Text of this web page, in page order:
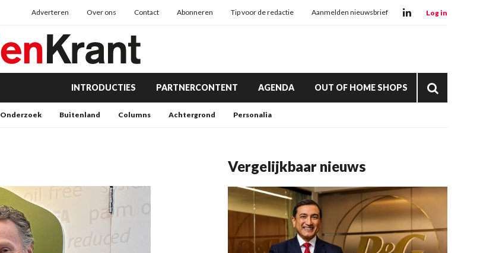
Adverteren Over ons Contact Abonneren Tip voor de redactie Aanmelden nieuwsbrief Log in
INTRODUCTIES PARTNERCONTENT AGENDA OUT OF HOME SHOPS
Onderzoek Buitenland Columns Achtergrond Personalia
Vergelijkbaar nieuws